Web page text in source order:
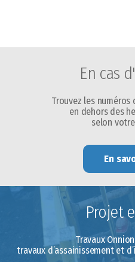
d
e
En cas
Trouvez les numéros
en dehors des
selon
En
Projet
Travaux
travaux d’assainissement et